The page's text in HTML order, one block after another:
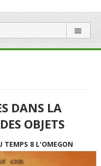
DANS LA
OBJETS
TEMPS 8 L'OMEGON